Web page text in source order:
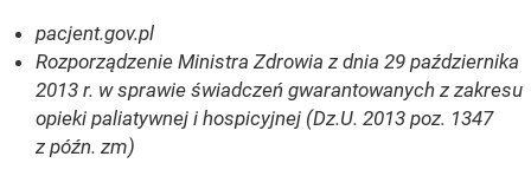
pacjent.gov.pl
Rozporządzenie Ministra Zdrowia z dnia 29 października
2013 r. w sprawie świadczeń gwarantowanych z zakresu
opieki paliatywnej i hospicyjnej (Dz.U. 2013 poz. 1347
z późn. zm)